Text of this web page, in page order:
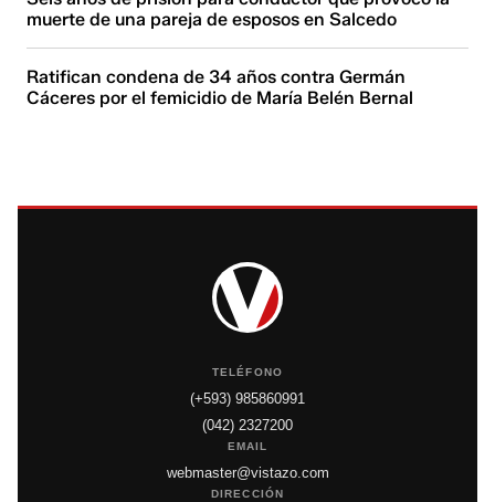
muerte de una pareja de esposos en Salcedo
Ratifican condena de 34 años contra Germán
Cáceres por el femicidio de María Belén Bernal
TELÉFONO
(+593) 985860991
(042) 2327200
EMAIL
webmaster@vistazo.com
DIRECCIÓN